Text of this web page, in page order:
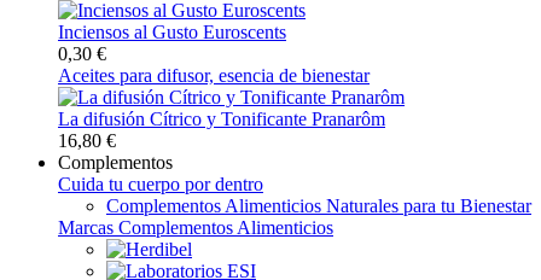
Inciensos al Gusto Euroscents
0,30 €
Aceites para difusor, esencia de bienestar
La difusión Cítrico y Tonificante Pranarôm
16,80 €
Complementos
Cuida tu cuerpo por dentro
Complementos Alimenticios Naturales para tu Bienestar
Marcas Complementos Alimenticios